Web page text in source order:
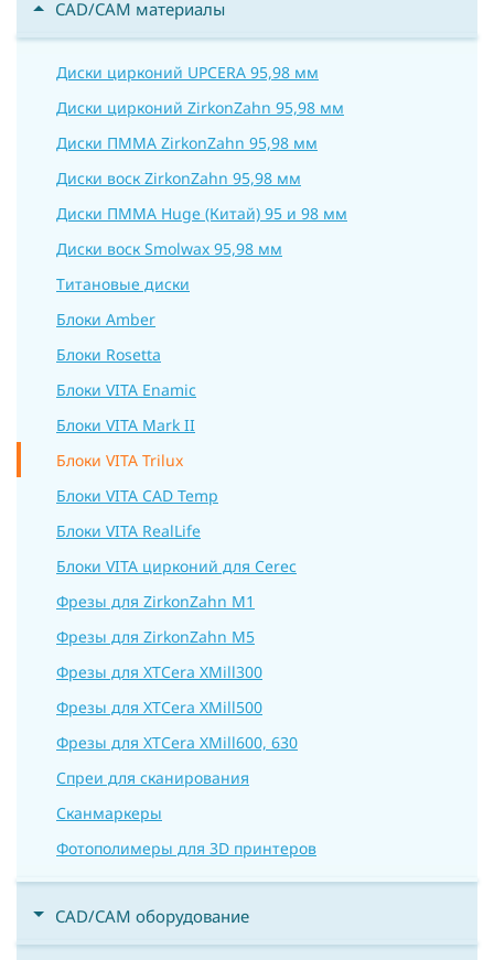
CAD/CAM материалы
Диски цирконий UPCERA 95,98 мм
Диски цирконий ZirkonZahn 95,98 мм
Диски ПММА ZirkonZahn 95,98 мм
Диски воск ZirkonZahn 95,98 мм
Диски ПММА Huge (Китай) 95 и 98 мм
Диски воск Smolwax 95,98 мм
Титановые диски
Блоки Amber
Блоки Rosetta
Блоки VITA Enamic
Блоки VITA Mark II
Блоки VITA Trilux
Блоки VITA CAD Temp
Блоки VITA RealLife
Блоки VITA цирконий для Cerec
Фрезы для ZirkonZahn M1
Фрезы для ZirkonZahn M5
Фрезы для XTCera XMill300
Фрезы для XTCera XMill500
Фрезы для XTCera XMill600, 630
Спреи для сканирования
Сканмаркеры
Фотополимеры для 3D принтеров
CAD/CAM оборудование